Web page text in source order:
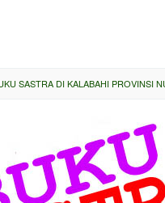
SASTRA DI KALABAHI PROVINSI